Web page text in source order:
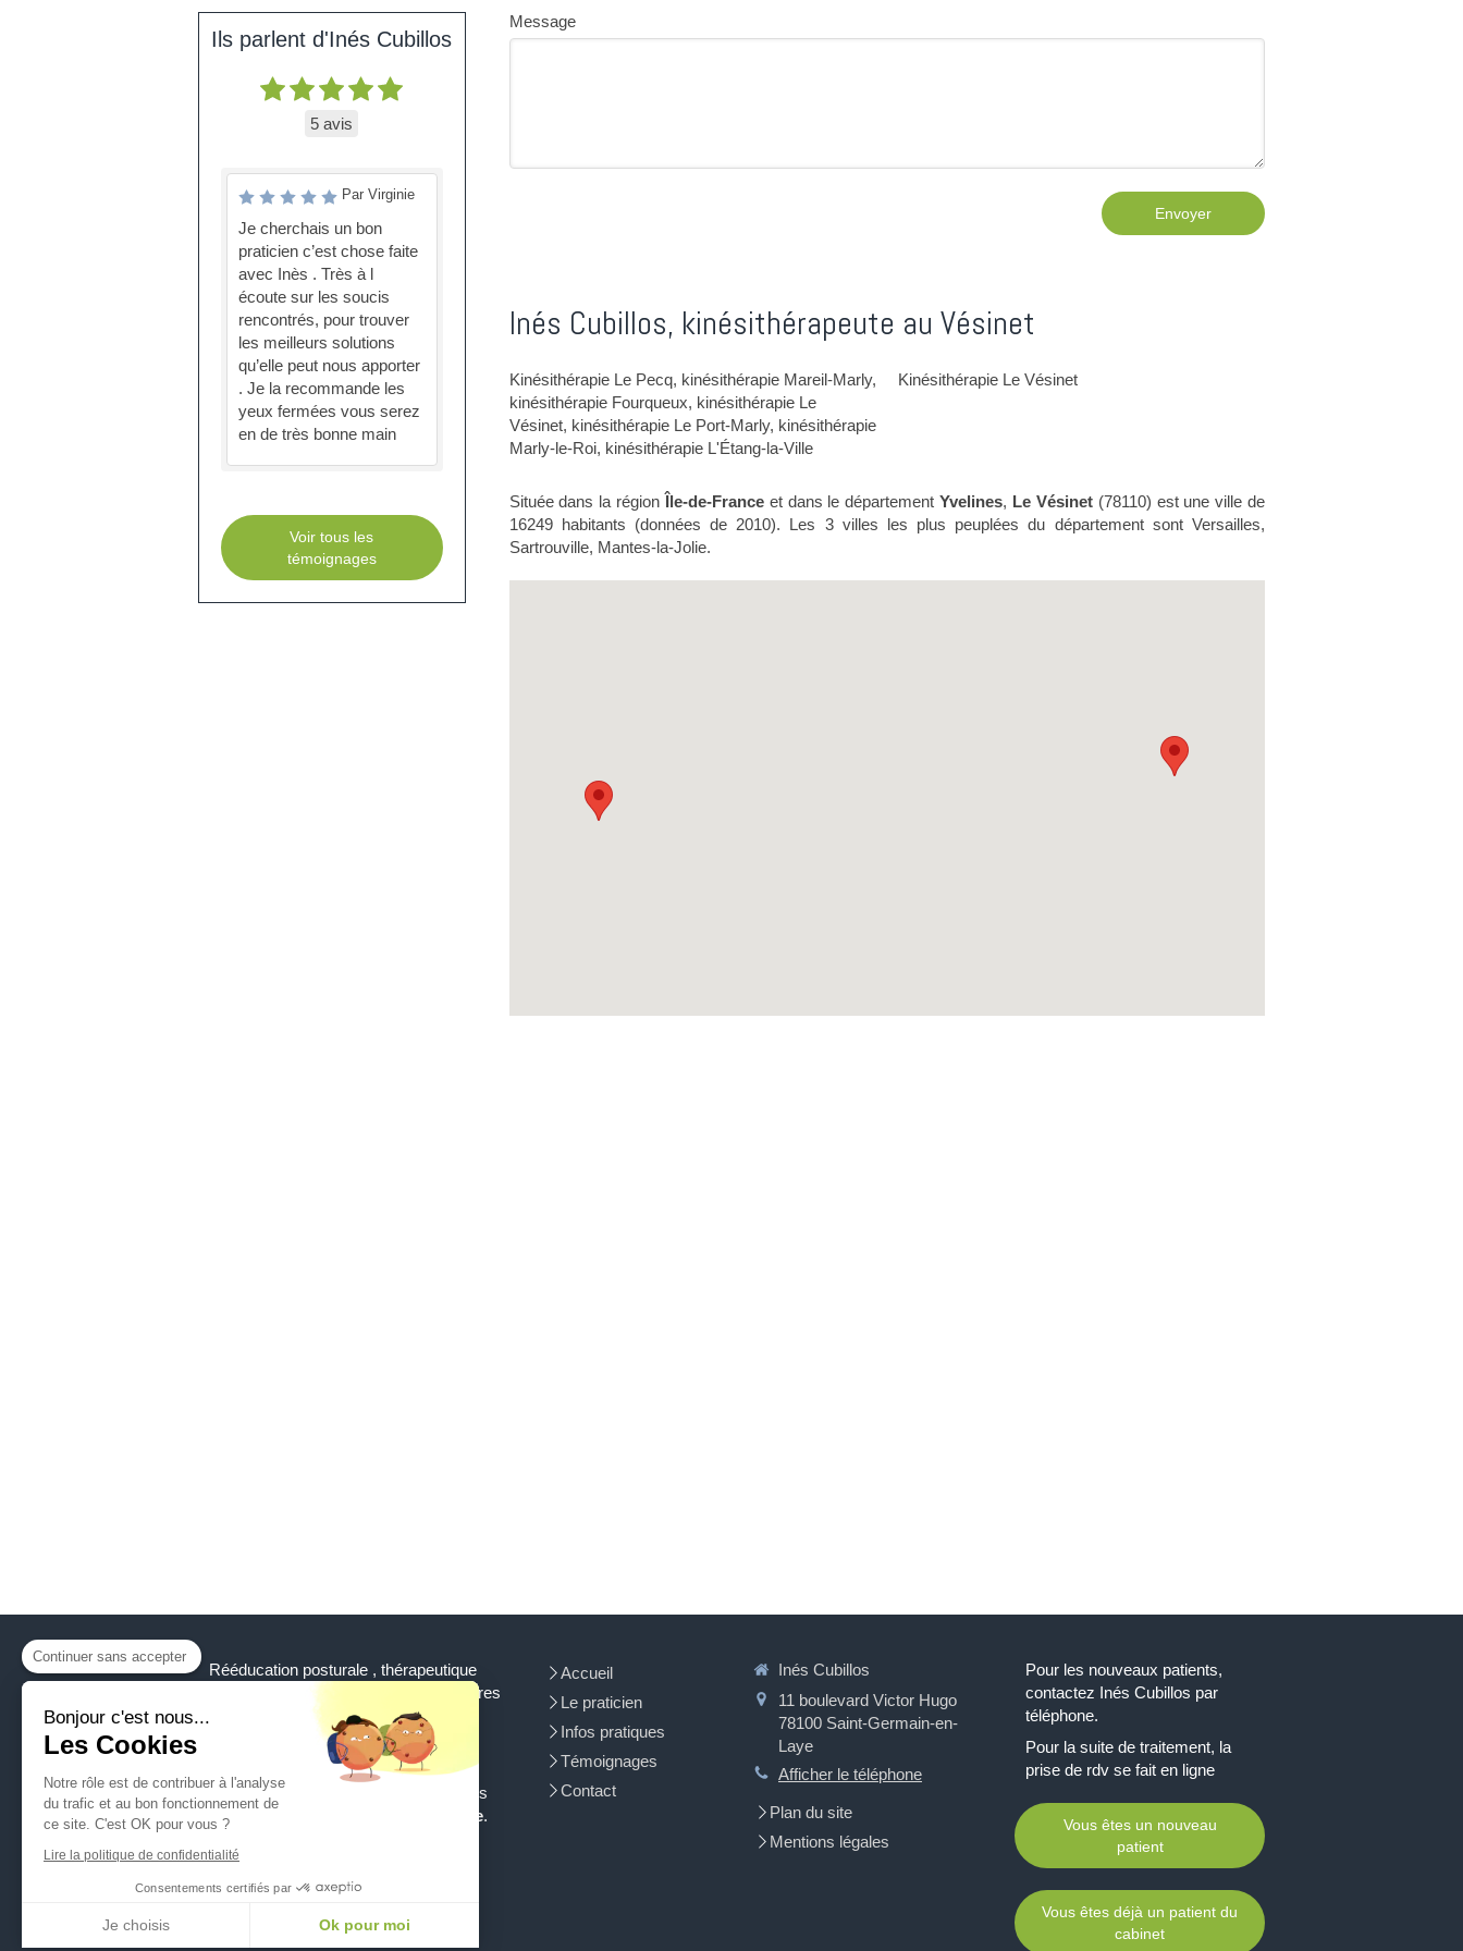
Message
Envoyer
Inés Cubillos, kinésithérapeute au Vésinet
Kinésithérapie Le Pecq, kinésithérapie Mareil-Marly,
kinésithérapie Fourqueux, kinésithérapie Le
Vésinet, kinésithérapie Le Port-Marly, kinésithérapie
Marly-le-Roi, kinésithérapie L'Étang-la-Ville
Kinésithérapie Le Vésinet
Située dans la région Île-de-Franceet dans le départementYvelines, Le Vésinet(78110) est une ville de
16249 habitants (données de 2010). Les 3 villes les plus peuplées du département sont Versailles,
Sartrouville, Mantes-la-Jolie.
Ils parlent d'Inés Cubillos
5 avis
Par Virginie
Je cherchais un bon
praticien c’est chose faite
avec Inès . Très à l
écoute sur les soucis
rencontrés, pour trouver
les meilleurs solutions
qu’elle peut nous apporter
. Je la recommande les
yeux fermées vous serez
en de très bonne main
Voir tous les
témoignages
Rééducation posturale , thérapeutique
et préventive, selon la méthode Mézières
et des chaînes musculaires GDS
est masseur-
kinésithérapeute et vous accueille dans
son cabinet à
Saint-Germain-en-Laye.
Inés Cubillos consulte avec ou sans
Accueil
Le praticien
Infos pratiques
Témoignages
Contact
Inés Cubillos
11 boulevard Victor Hugo
78100 Saint-Germain-en-
Laye
Afficher le téléphone
Plan du site
Mentions légales
Pour les nouveaux patients,
contactez Inés Cubillos par
téléphone.
Pour la suite de traitement, la
prise de rdv se fait en ligne
Vous êtes un nouveau
patient
Vous êtes déjà un patient du
cabinet
Continuer sans accepter
Bonjour c'est nous...
Les Cookies
Notre rôle est de contribuer à l'analyse
du trafic et au bon fonctionnement de
ce site. C'est OK pour vous ?
Lire la politique de confidentialité
Consentements certifiés par
Je choisis Ok pour moi